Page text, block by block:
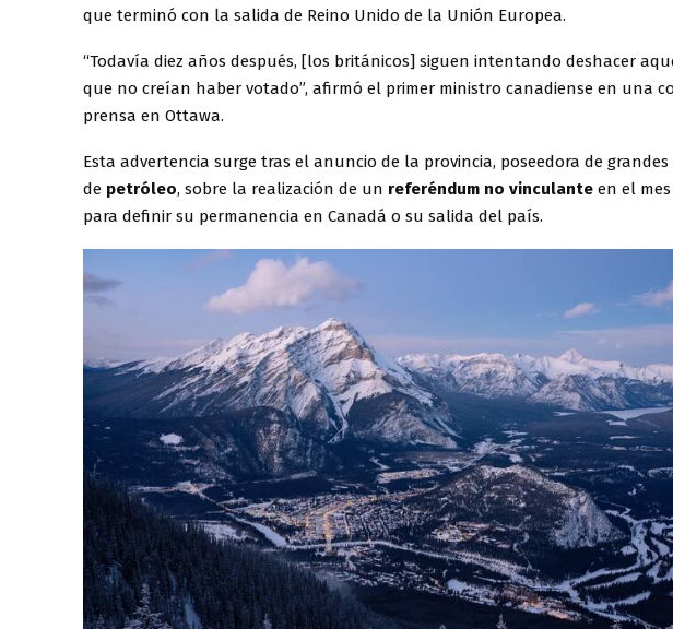
que terminó con la salida de Reino Unido de la Unión Europea.
“Todavía diez años después, [los británicos] siguen intentando deshacer
que no creían haber votado”, afirmó el primer ministro canadiense en una
prensa en Ottawa.
Esta advertencia surge tras el anuncio de la provincia, poseedora de grandes
de petróleo, sobre la realización de un referéndum no vinculante en el
para definir su permanencia en Canadá o su salida del país.